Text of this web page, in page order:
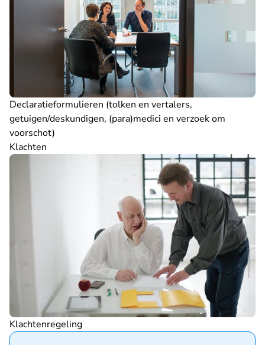
Declaratieformulieren (tolken en vertalers,
getuigen/deskundigen, (para)medici en verzoek om
voorschot)
Klachten
Klachtenregeling